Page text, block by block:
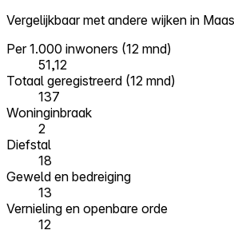
Vergelijkbaar met andere wijken in
Per 1.000 inwoners (12 mnd)
51,12
Totaal geregistreerd (12 mnd)
137
Woninginbraak
2
Diefstal
18
Geweld en bedreiging
13
Vernieling en openbare orde
12